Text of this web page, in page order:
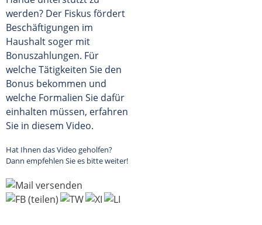
werden? Der Fiskus fördert
Beschäftigungen im
Haushalt soger mit
Bonuszahlungen. Für
welche Tätigkeiten Sie den
Bonus bekommen und
welche Formalien Sie dafür
einhalten müssen, erfahren
Sie in diesem Video.
Hat Ihnen das Video geholfen?
Dann empfehlen Sie es bitte weiter!